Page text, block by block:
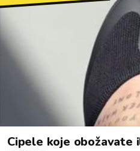
Cipele koje obožavate